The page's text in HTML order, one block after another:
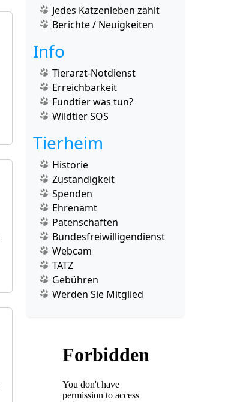
Jedes Katzenleben zählt
Berichte / Neuigkeiten
Info
Tierarzt-Notdienst
Erreichbarkeit
Fundtier was tun?
Wildtier SOS
Tierheim
Historie
Zuständigkeit
Spenden
Ehrenamt
Patenschaften
Bundesfreiwilligendienst
Webcam
TATZ
Gebühren
Werden Sie Mitglied